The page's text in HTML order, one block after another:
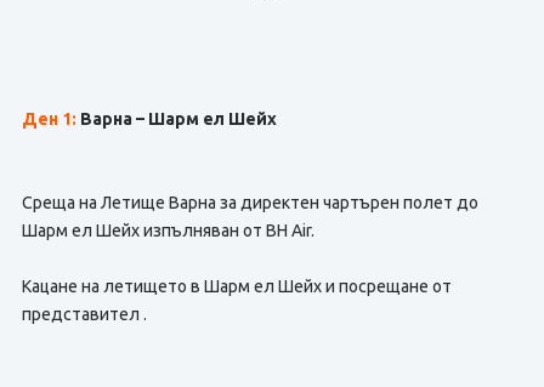
Ден 1: Варна – Шарм ел Шейх
Среща на Летище Варна за директен чартърен полет до
Шарм ел Шейх изпълняван от BH Air.
Кацане на летището в Шарм ел Шейх и посрещане от
представител .